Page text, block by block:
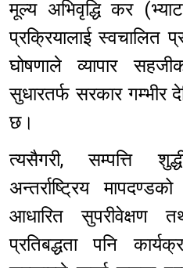
मूल्य अभिवृद्धि कर
प्रक्रियालाई स्वचालित
घोषणाले व्यापार
सुधारतर्फ सरकार गम्भीर
छ।
त्यसैगरी, सम्पत्ति
अन्तर्राष्ट्रिय
आधारित सुपरीवेक्षण
प्रतिबद्धता पनि